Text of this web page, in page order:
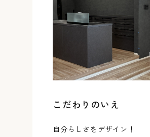
こだわりのいえ
自分らしさをデザイン！